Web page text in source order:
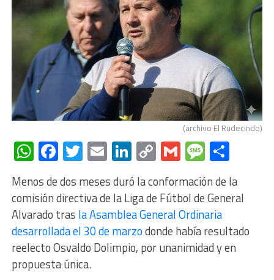
(archivo El Rudecindo)
WhatsApp
Facebook
Twitter
EmailLinkedIn
Copy
Link
Gmail
Menos de dos meses duró la conformación de la
comisión directiva de la Liga de Fútbol de General
Alvarado tras la Asamblea General Ordinaria
desarrollada el 30 de marzodonde había resultado
reelecto Osvaldo Dolimpio, por unanimidad y en
propuesta única.